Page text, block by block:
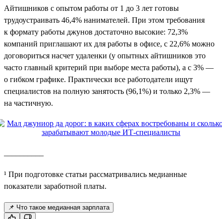
Айтишников с опытом работы от 1 до 3 лет готовы
трудоустраивать 46,4% нанимателей. При этом требования
к формату работы джунов достаточно высокие: 72,3%
компаний приглашают их для работы в офисе, с 22,6% можно
договориться насчет удаленки (у опытных айтишников это
часто главный критерий при выборе места работы), а с 3% —
о гибком графике. Практически все работодатели ищут
специалистов на полную занятость (96,1%) и только 2,3% —
на частичную.
¹ При подготовке статьи рассматривались медианные
показатели заработной платы.
📌 Что такое медианная зарплата